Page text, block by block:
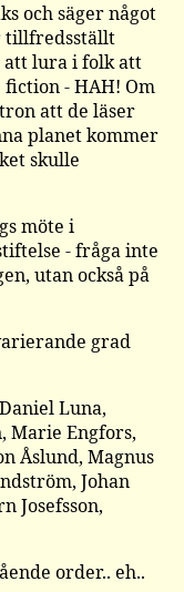
och säger något
tillfredsställt
lura i folk att
- HAH! Om
att de läser
planet kommer
skulle
möte i
- fråga inte
utan också på
grad
Luna,
Marie Engfors,
Åslund, Magnus
Johan
Josefsson,
order.. eh..